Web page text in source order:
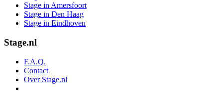
Stage in Amersfoort
Stage in Den Haag
Stage in Eindhoven
Stage.nl
F.A.Q.
Contact
Over Stage.nl